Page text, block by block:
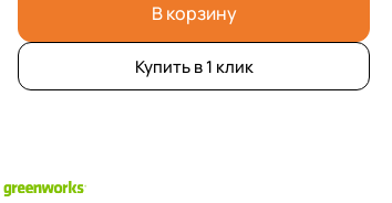
В корзину
Купить в 1 клик